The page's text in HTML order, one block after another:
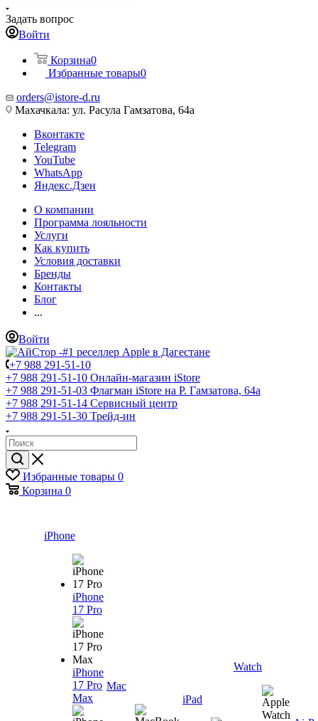
Задать вопрос
Войти
Корзина0
Избранные товары0
orders@istore-d.ru
Махачкала: ул. Расула Гамзатова, 64а
Вконтакте
Telegram
YouTube
WhatsApp
Яндекс.Дзен
О компании
Программа лояльности
Услуги
Как купить
Условия доставки
Бренды
Контакты
Блог
...
Войти
+7 988 291-51-10
+7 988 291-51-10 Онлайн-магазин iStore
+7 988 291-51-03 Флагман iStore на Р. Гамзатова, 64а
+7 988 291-51-14 Сервисный центр
+7 988 291-51-30 Трейд-ин
Избранные товары 0
Корзина 0
iPhone
iPhone
17 Pro
iPhone
17 Pro
Max
Mac
iPad
Watch